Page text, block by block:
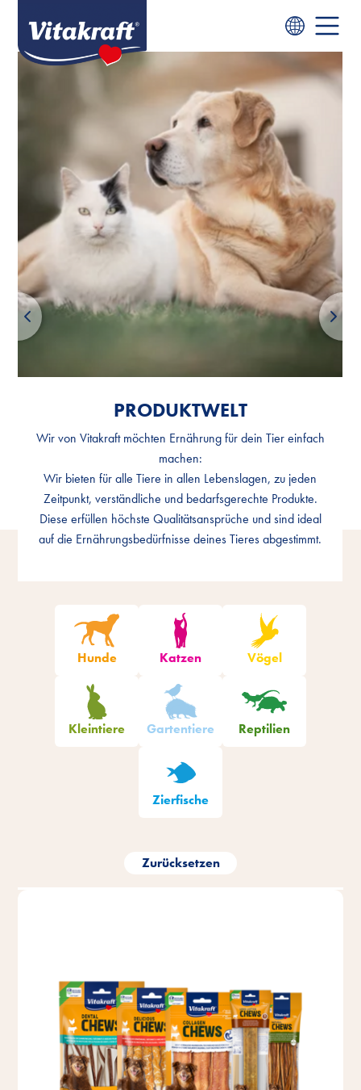
PRODUKTWELT
Wir von Vitakraft möchten Ernährung für dein Tier einfach
machen:
Wir bieten für alle Tiere in allen Lebenslagen, zu jeden
Zeitpunkt, verständliche und bedarfsgerechte Produkte.
Diese erfüllen höchste Qualitätsansprüche und sind ideal
auf die Ernährungsbedürfnisse deines Tieres abgestimmt.
PRODUKTWELT
Wir von Vitakraft möchten Ernährung für dein Tier einfach
machen:
Wir bieten für alle Tiere in allen Lebenslagen, zu jeden
Zeitpunkt, verständliche und bedarfsgerechte Produkte.
Diese erfüllen höchste Qualitätsansprüche und sind ideal
auf die Ernährungsbedürfnisse deines Tieres abgestimmt.
Hunde Katzen Vögel
Kleintiere Gartentiere Reptilien
Zierfische
Zurücksetzen